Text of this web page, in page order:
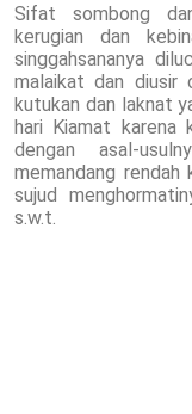
Sifat sombong
kerugian dan
singgahsananya
malaikat dan diusir
kutukan dan laknat
hari Kiamat karena
dengan asal-
memandang
sujud
s.w.t.